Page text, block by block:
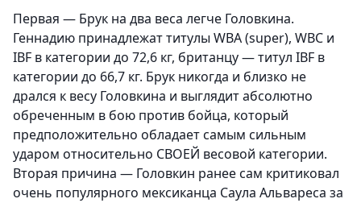
Первая — Брук на два веса легче Головкина.
Геннадию принадлежат титулы WBA (super), WBC и
IBF в категории до 72,6 кг, британцу — титул IBF в
категории до 66,7 кг. Брук никогда и близко не
дрался к весу Головкина и выглядит абсолютно
обреченным в бою против бойца, который
предположительно обладает самым сильным
ударом относительно СВОЕЙ весовой категории.
Вторая причина — Головкин ранее сам критиковал
очень популярного мексиканца Саула Альвареса за